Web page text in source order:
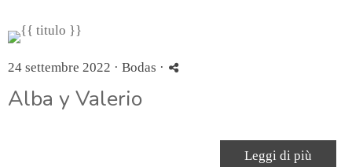
24 settembre 2022 · Bodas ·
Alba y Valerio
Leggi di più